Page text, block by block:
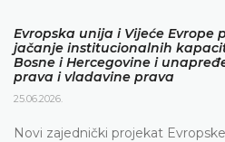
Evropska unija i Vijeće Evrope
jačanje institucionalnih
Bosne i Hercegovine i
prava i vladavine prava
25.06.2026.
Novi zajednički projekat